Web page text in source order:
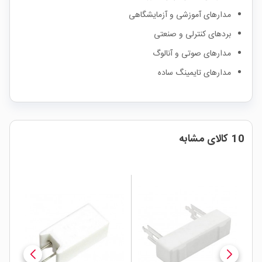
مدارهای آموزشی و آزمایشگاهی
بردهای کنترلی و صنعتی
مدارهای صوتی و آنالوگ
مدارهای تایمینگ ساده
10 کالای مشابه